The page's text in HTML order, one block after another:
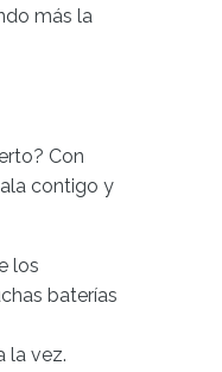
más la
Con
contigo y
los
baterías
la vez.